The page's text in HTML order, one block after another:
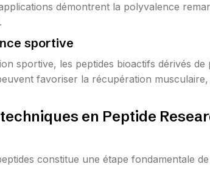
démontrent la polyvalence
sportive
sportive, les peptides bioactifs dérivés de
favoriser la récupération
en Peptide
constitue une étape fondamentale